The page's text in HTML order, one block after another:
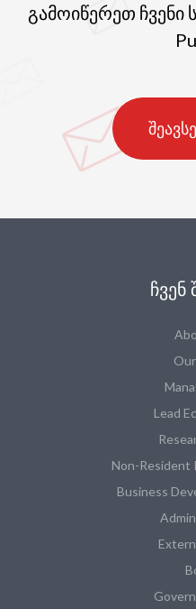
გამოიწერეთ ჩვენი
ᲩᲕᲔᲜ
Lead
Non-Resident
Business